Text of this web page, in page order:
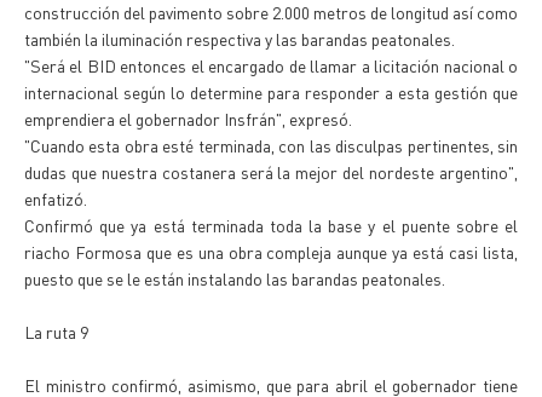
construcción del pavimento sobre 2.000 metros de longitud así como
también la iluminación respectiva y las barandas peatonales.
"Será el BID entonces el encargado de llamar a licitación nacional o
internacional según lo determine para responder a esta gestión que
emprendiera el gobernador Insfrán", expresó.
"Cuando esta obra esté terminada, con las disculpas pertinentes, sin
dudas que nuestra costanera será la mejor del nordeste argentino",
enfatizó.
Confirmó que ya está terminada toda la base y el puente sobre el
riacho Formosa que es una obra compleja aunque ya está casi lista,
puesto que se le están instalando las barandas peatonales.
La ruta 9
El ministro confirmó, asimismo, que para abril el gobernador tiene